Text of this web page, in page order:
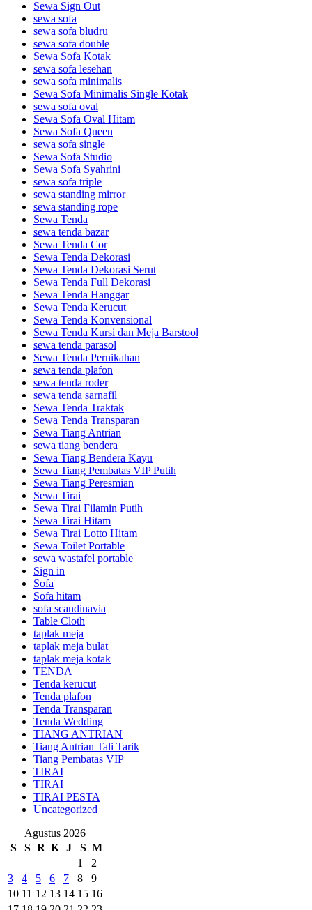
Sewa Sign Out
sewa sofa
sewa sofa bludru
sewa sofa double
Sewa Sofa Kotak
sewa sofa lesehan
sewa sofa minimalis
Sewa Sofa Minimalis Single Kotak
sewa sofa oval
Sewa Sofa Oval Hitam
Sewa Sofa Queen
sewa sofa single
Sewa Sofa Studio
Sewa Sofa Syahrini
sewa sofa triple
sewa standing mirror
sewa standing rope
Sewa Tenda
sewa tenda bazar
Sewa Tenda Cor
Sewa Tenda Dekorasi
Sewa Tenda Dekorasi Serut
Sewa Tenda Full Dekorasi
Sewa Tenda Hanggar
Sewa Tenda Kerucut
Sewa Tenda Konvensional
Sewa Tenda Kursi dan Meja Barstool
sewa tenda parasol
Sewa Tenda Pernikahan
sewa tenda plafon
sewa tenda roder
sewa tenda sarnafil
Sewa Tenda Traktak
Sewa Tenda Transparan
Sewa Tiang Antrian
sewa tiang bendera
Sewa Tiang Bendera Kayu
Sewa Tiang Pembatas VIP Putih
Sewa Tiang Peresmian
Sewa Tirai
Sewa Tirai Filamin Putih
Sewa Tirai Hitam
Sewa Tirai Lotto Hitam
Sewa Toilet Portable
sewa wastafel portable
Sign in
Sofa
Sofa hitam
sofa scandinavia
Table Cloth
taplak meja
taplak meja bulat
taplak meja kotak
TENDA
Tenda kerucut
Tenda plafon
Tenda Transparan
Tenda Wedding
TIANG ANTRIAN
Tiang Antrian Tali Tarik
Tiang Pembatas VIP
TIRAI
TIRAI
TIRAI PESTA
Uncategorized
Agustus 2026
S
S R K J S M
1
2
3
4 5 6 7 8
9
10 11 12 13 14 15 16